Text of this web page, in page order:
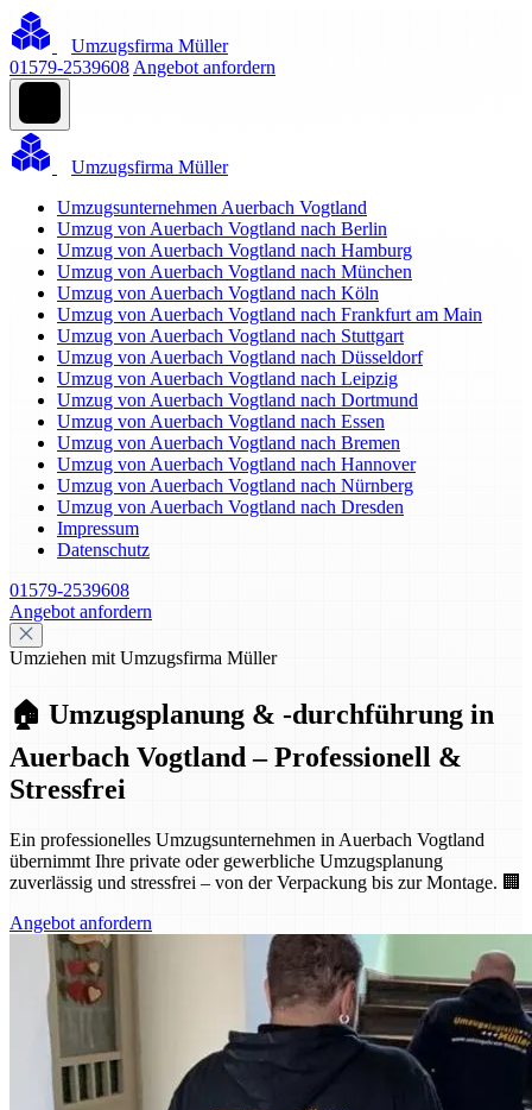
Umzugsfirma Müller
01579-2539608 Angebot anfordern
Umzugsfirma Müller
Umzugsunternehmen Auerbach Vogtland
Umzug von Auerbach Vogtland nach Berlin
Umzug von Auerbach Vogtland nach Hamburg
Umzug von Auerbach Vogtland nach München
Umzug von Auerbach Vogtland nach Köln
Umzug von Auerbach Vogtland nach Frankfurt am Main
Umzug von Auerbach Vogtland nach Stuttgart
Umzug von Auerbach Vogtland nach Düsseldorf
Umzug von Auerbach Vogtland nach Leipzig
Umzug von Auerbach Vogtland nach Dortmund
Umzug von Auerbach Vogtland nach Essen
Umzug von Auerbach Vogtland nach Bremen
Umzug von Auerbach Vogtland nach Hannover
Umzug von Auerbach Vogtland nach Nürnberg
Umzug von Auerbach Vogtland nach Dresden
Impressum
Datenschutz
01579-2539608
Angebot anfordern
Umziehen mit Umzugsfirma Müller
🏠 Umzugsplanung & -durchführung in
Auerbach Vogtland – Professionell &
Stressfrei
Ein professionelles Umzugsunternehmen in Auerbach Vogtland
übernimmt Ihre private oder gewerbliche Umzugsplanung
zuverlässig und stressfrei – von der Verpackung bis zur Montage. 🏢
Angebot anfordern